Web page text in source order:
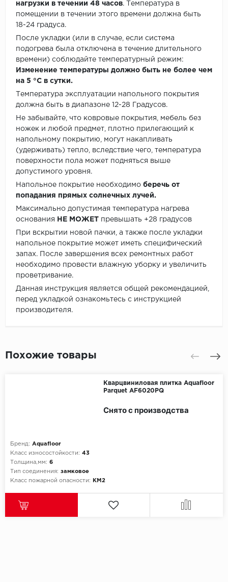
нагрузки в течении 48 часов. Температура в
помещении в течении этого времени должна быть
18-24 градуса.
После укладки (или в случае, если система
подогрева была отключена в течение длительного
времени) соблюдайте температурный режим:
Изменение температуры должно быть не более чем
на 5 °C в сутки.
Температура эксплуатации напольного покрытия
должна быть в диапазоне 12-28 Градусов.
Не забывайте, что ковровые покрытия, мебель без
ножек и любой предмет, плотно прилегающий к
напольному покрытию, могут накапливать
(удерживать) тепло, вследствие чего, температура
поверхности пола может подняться выше
допустимого уровня.
Напольное покрытие необходимо беречь от
попадания прямых солнечных лучей.
Максимально допустимая температура нагрева
основания
НЕ МОЖЕТ превышать +28 градусов
При вскрытии новой пачки, а также после укладки
напольное покрытие может иметь специфический
запах. После завершения всех ремонтных работ
необходимо провести влажную уборку и увеличить
проветривание.
Данная инструкция является общей рекомендацией,
перед укладкой ознакомьтесь с инструкцией
производителя.
Похожие товары
Кварцвиниловая плитка Aquafloor
Parquet AF6020PQ
Бренд: Aquafloor
Класс износостойкости: 43
Толщина,мм: 6
Тип соединения: замковое
Класс пожарной опасности:
КМ2
Снято с производства